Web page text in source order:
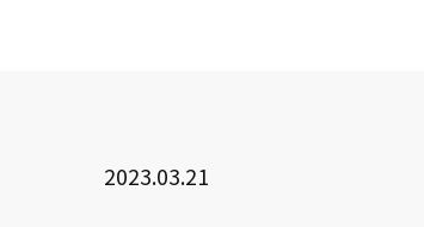
2023.03.21